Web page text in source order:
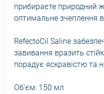
прибираєте природний
оптимальне зчеплення
RefectoCil Saline
завивання вразить
порадує яскравістю та
Об'єм: 150 мл